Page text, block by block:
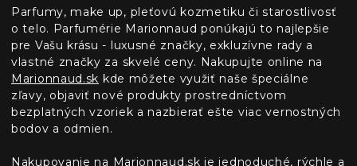
Parfumy, make up, pleťovú kozmetiku či starostlivosť
o telo. Parfumérie Marionnaud ponúkajú to najlepšie
pre Vašu krásu - luxusné značky, exkluzívne rady a
vlastné značky za skvelé ceny. Nakupujte online na
Marionnaud.sk kde môžete využiť naše špeciálne
zľavy, objaviť nové produkty prostredníctvom
bezplatných vzoriek a nazbierať ešte viac vernostných
bodov a odmien.
Nakupovanie na Marionnaud.sk je jednoduché, rýchle a